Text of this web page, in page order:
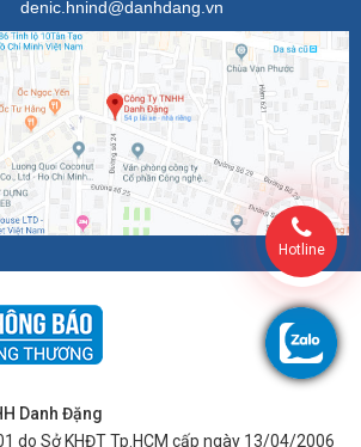
Danh Đặng
do Sở KHĐT Tp.HCM cấp ngày 13/04/2006
Hotline